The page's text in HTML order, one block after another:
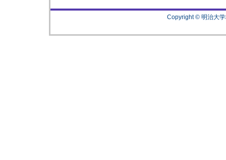
Copyright © 明治大